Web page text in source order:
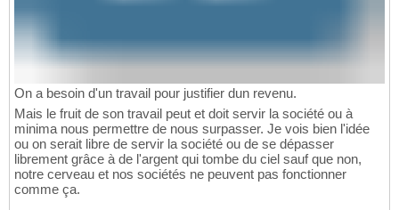
On a besoin d'un travail pour justifier dun revenu.
Mais le fruit de son travail peut et doit servir la société ou à
minima nous permettre de nous surpasser. Je vois bien l'idée
ou on serait libre de servir la société ou de se dépasser
librement grâce à de l'argent qui tombe du ciel sauf que non,
notre cerveau et nos sociétés ne peuvent pas fonctionner
comme ça.